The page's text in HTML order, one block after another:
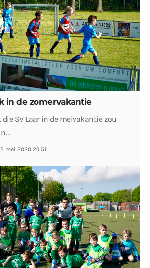
in de zomervakantie
die SV Laar in de meivakantie zou
mei 2020 20:51